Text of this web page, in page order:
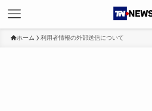
ホーム 利用者情報の外部送信について